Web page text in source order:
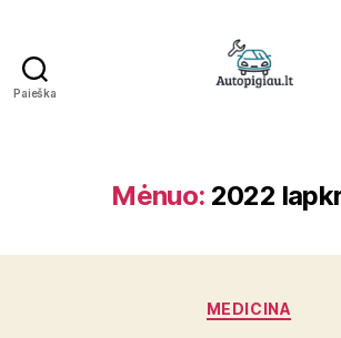
Paieška
Mėnuo: 2022
Kategorijos
MEDICINA